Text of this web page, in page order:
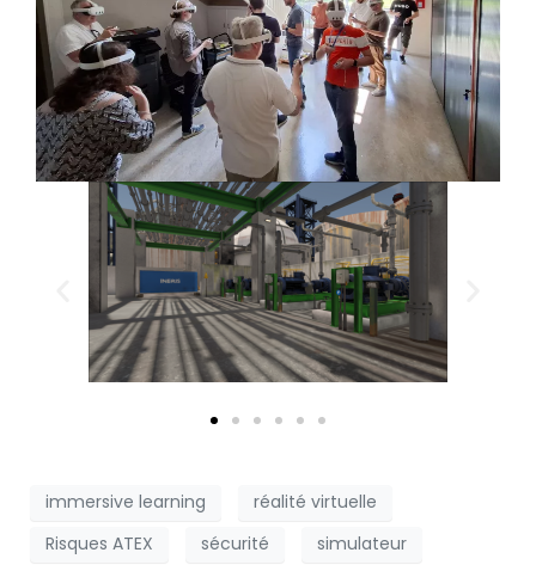
immersive learning
réalité virtuelle
Risques ATEX
sécurité simulateur